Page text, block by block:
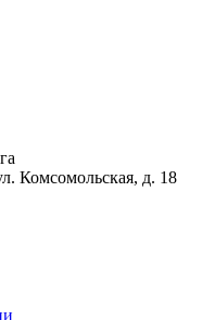
Комсомольская, д. 18